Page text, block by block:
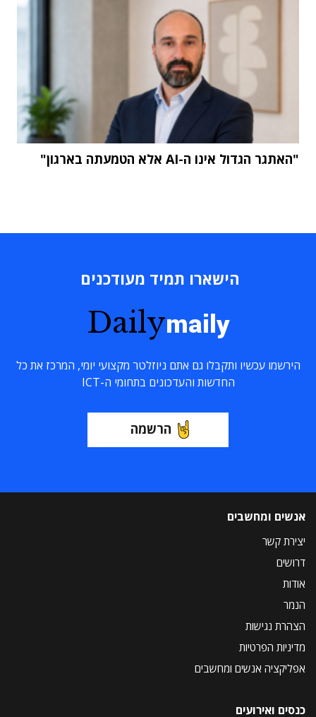
"האתגר הגדול אינו ה-AI אלא הטמעתה בארגון"
הישארו תמיד מעודכנים
Dailymaily
הירשמו עכשיו ותקבלו גם אתם ניוזלטר מקצועי יומי, המרכז את כל
החדשות והעדכונים בתחומי ה-ICT
הרשמה
אנשים ומחשבים
יצירת קשר
דרושים
אודות
הנמר
הצהרת נגישות
מדיניות הפרטיות
אפליקציה אנשים ומחשבים
כנסים ואירועים